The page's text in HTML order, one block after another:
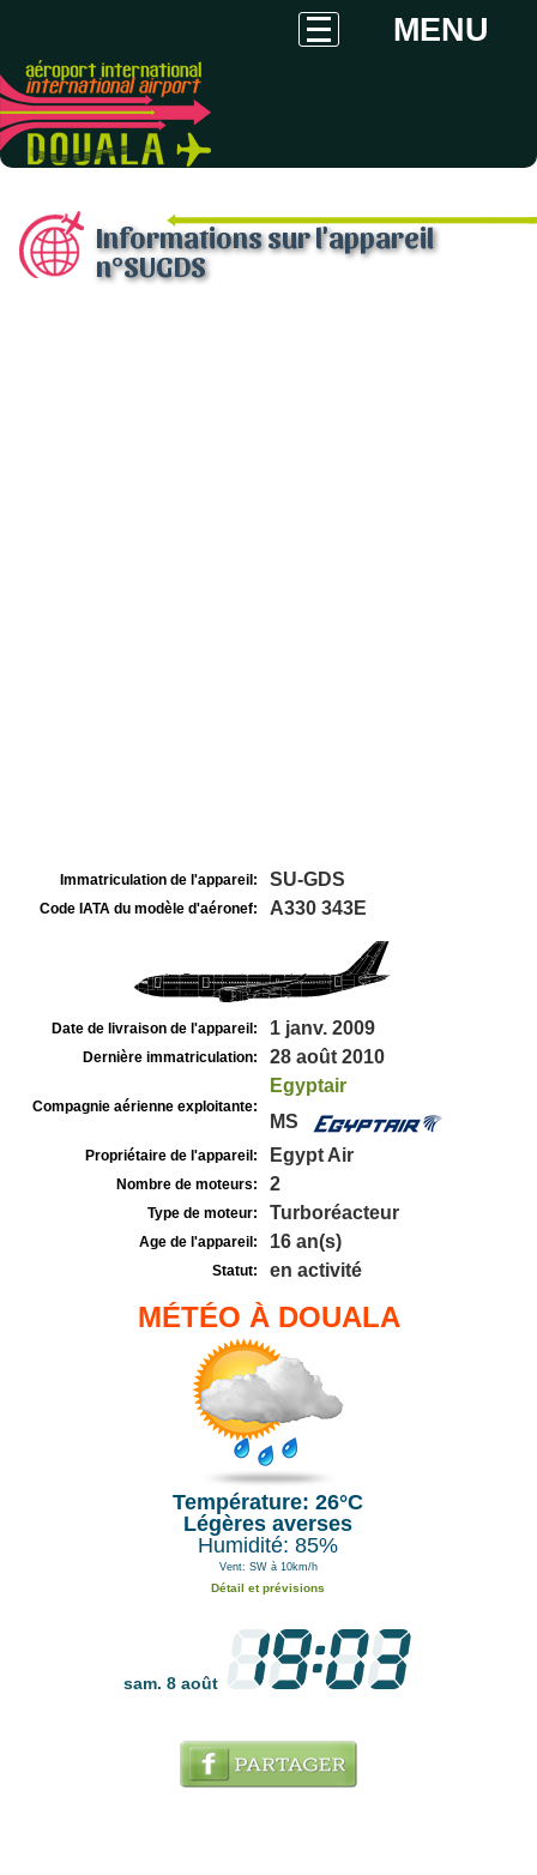
MENU
Informations sur l'appareil
n°SUGDS
Immatriculation de l'appareil: SU-GDS
Code IATA du modèle d'aéronef: A330 343E
Date de livraison de l'appareil: 1 janv. 2009
Dernière immatriculation: 28 août 2010
Compagnie aérienne exploitante:
Egyptair
MS
Propriétaire de l'appareil: Egypt Air
Nombre de moteurs: 2
Type de moteur: Turboréacteur
Age de l'appareil: 16 an(s)
Statut: en activité
MÉTÉO À DOUALA
Température: 26°C
Légères averses
Humidité: 85%
Vent: SW à 10km/h
Détail et prévisions
sam. 8 août